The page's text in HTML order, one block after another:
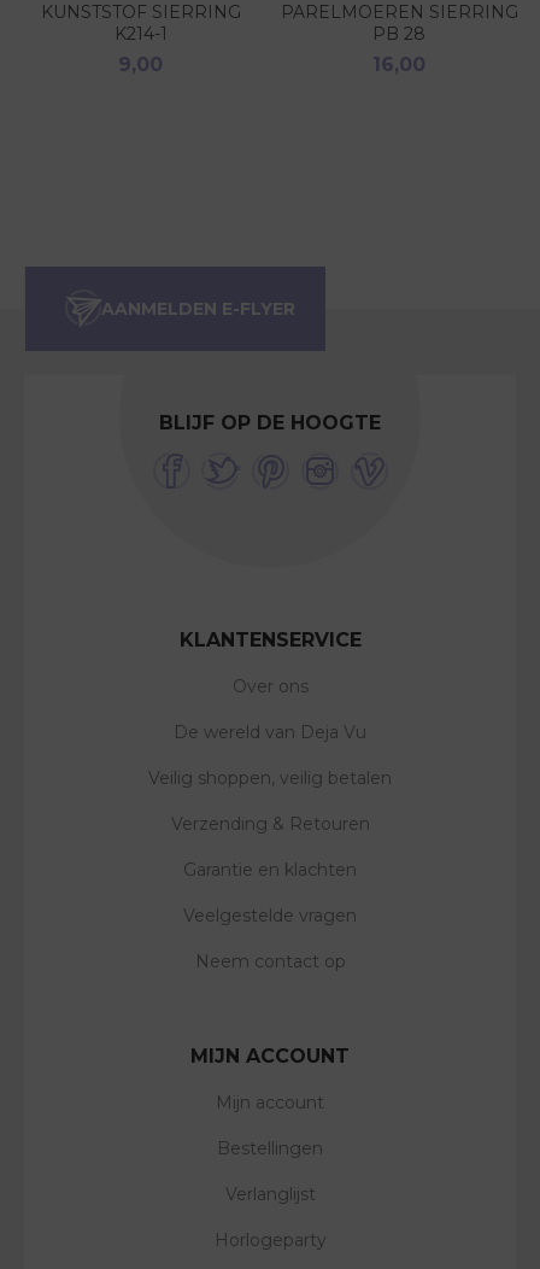
KUNSTSTOF SIERRING
K214-1
9,00
PARELMOEREN SIERRING
PB 28
16,00
BLIJF OP DE HOOGTE
KLANTENSERVICE
Over ons
De wereld van Deja Vu
Veilig shoppen, veilig betalen
Verzending & Retouren
Garantie en klachten
Veelgestelde vragen
Neem contact op
MIJN ACCOUNT
Mijn account
Bestellingen
Verlanglijst
Horlogeparty